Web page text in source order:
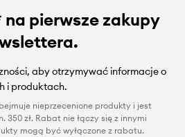
pierwsze zakupy
aby otrzymywać informacje o
i produktach.
nieprzecenione produkty i jest
350 zł. Rabat nie łączy się z innymi
mogą być wyłączone z rabatu.